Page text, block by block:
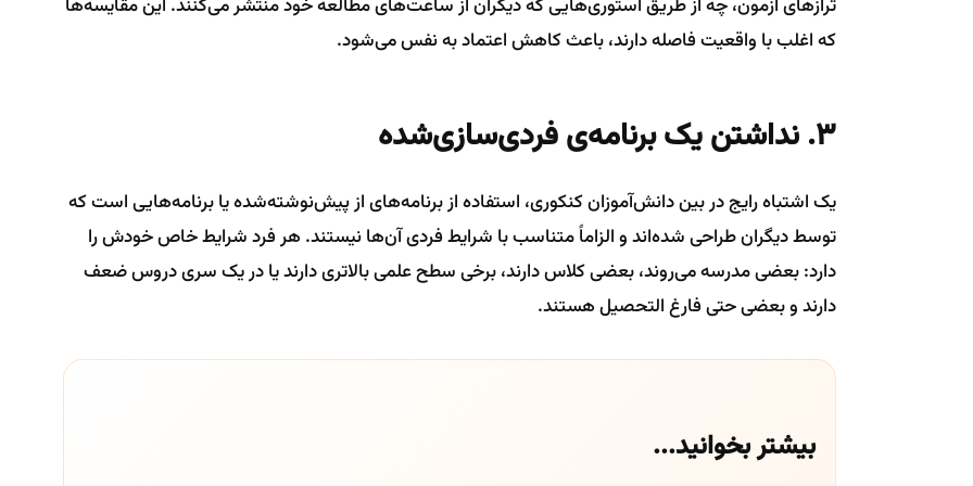
ترازهای آزمون، چه از طریق استوری‌هایی که دیگران از ساعت‌های مطالعه خود منتشر می‌کنند. این مقایسه‌ها
که اغلب با واقعیت فاصله دارند، باعث کاهش اعتماد به نفس می‌شود.
۳. نداشتن یک برنامه‌ی فردی‌سازی‌شده
یک اشتباه رایج در بین دانش‌آموزان کنکوری، استفاده از برنامه‌های از پیش‌نوشته‌شده یا برنامه‌هایی است که
توسط دیگران طراحی شده‌اند و الزاماً متناسب با شرایط فردی آن‌ها نیستند. هر فرد شرایط خاص خودش را
دارد: بعضی مدرسه می‌روند، بعضی کلاس دارند، برخی سطح علمی بالاتری دارند یا در یک سری دروس ضعف
دارند و بعضی حتی فارغ التحصیل هستند.
بیشتر بخوانید...